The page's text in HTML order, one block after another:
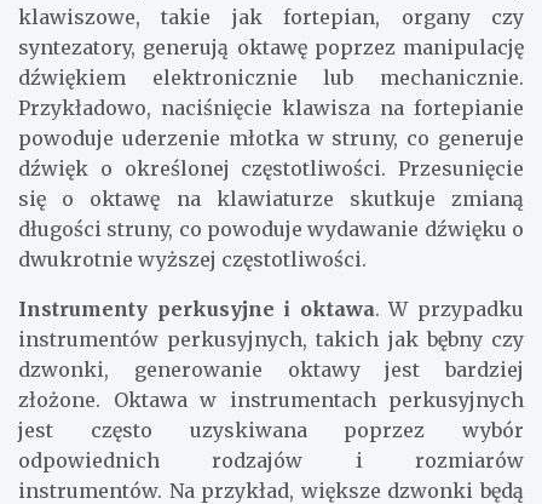
klawiszowe, takie jak fortepian, organy czy
syntezatory, generują oktawę poprzez manipulację
dźwiękiem elektronicznie lub mechanicznie.
Przykładowo, naciśnięcie klawisza na fortepianie
powoduje uderzenie młotka w struny, co generuje
dźwięk o określonej częstotliwości. Przesunięcie
się o oktawę na klawiaturze skutkuje zmianą
długości struny, co powoduje wydawanie dźwięku o
dwukrotnie wyższej częstotliwości.
Instrumenty perkusyjne i oktawa. W przypadku
instrumentów perkusyjnych, takich jak bębny czy
dzwonki, generowanie oktawy jest bardziej
złożone. Oktawa w instrumentach perkusyjnych
jest często uzyskiwana poprzez wybór
odpowiednich rodzajów i rozmiarów
instrumentów. Na przykład, większe dzwonki będą